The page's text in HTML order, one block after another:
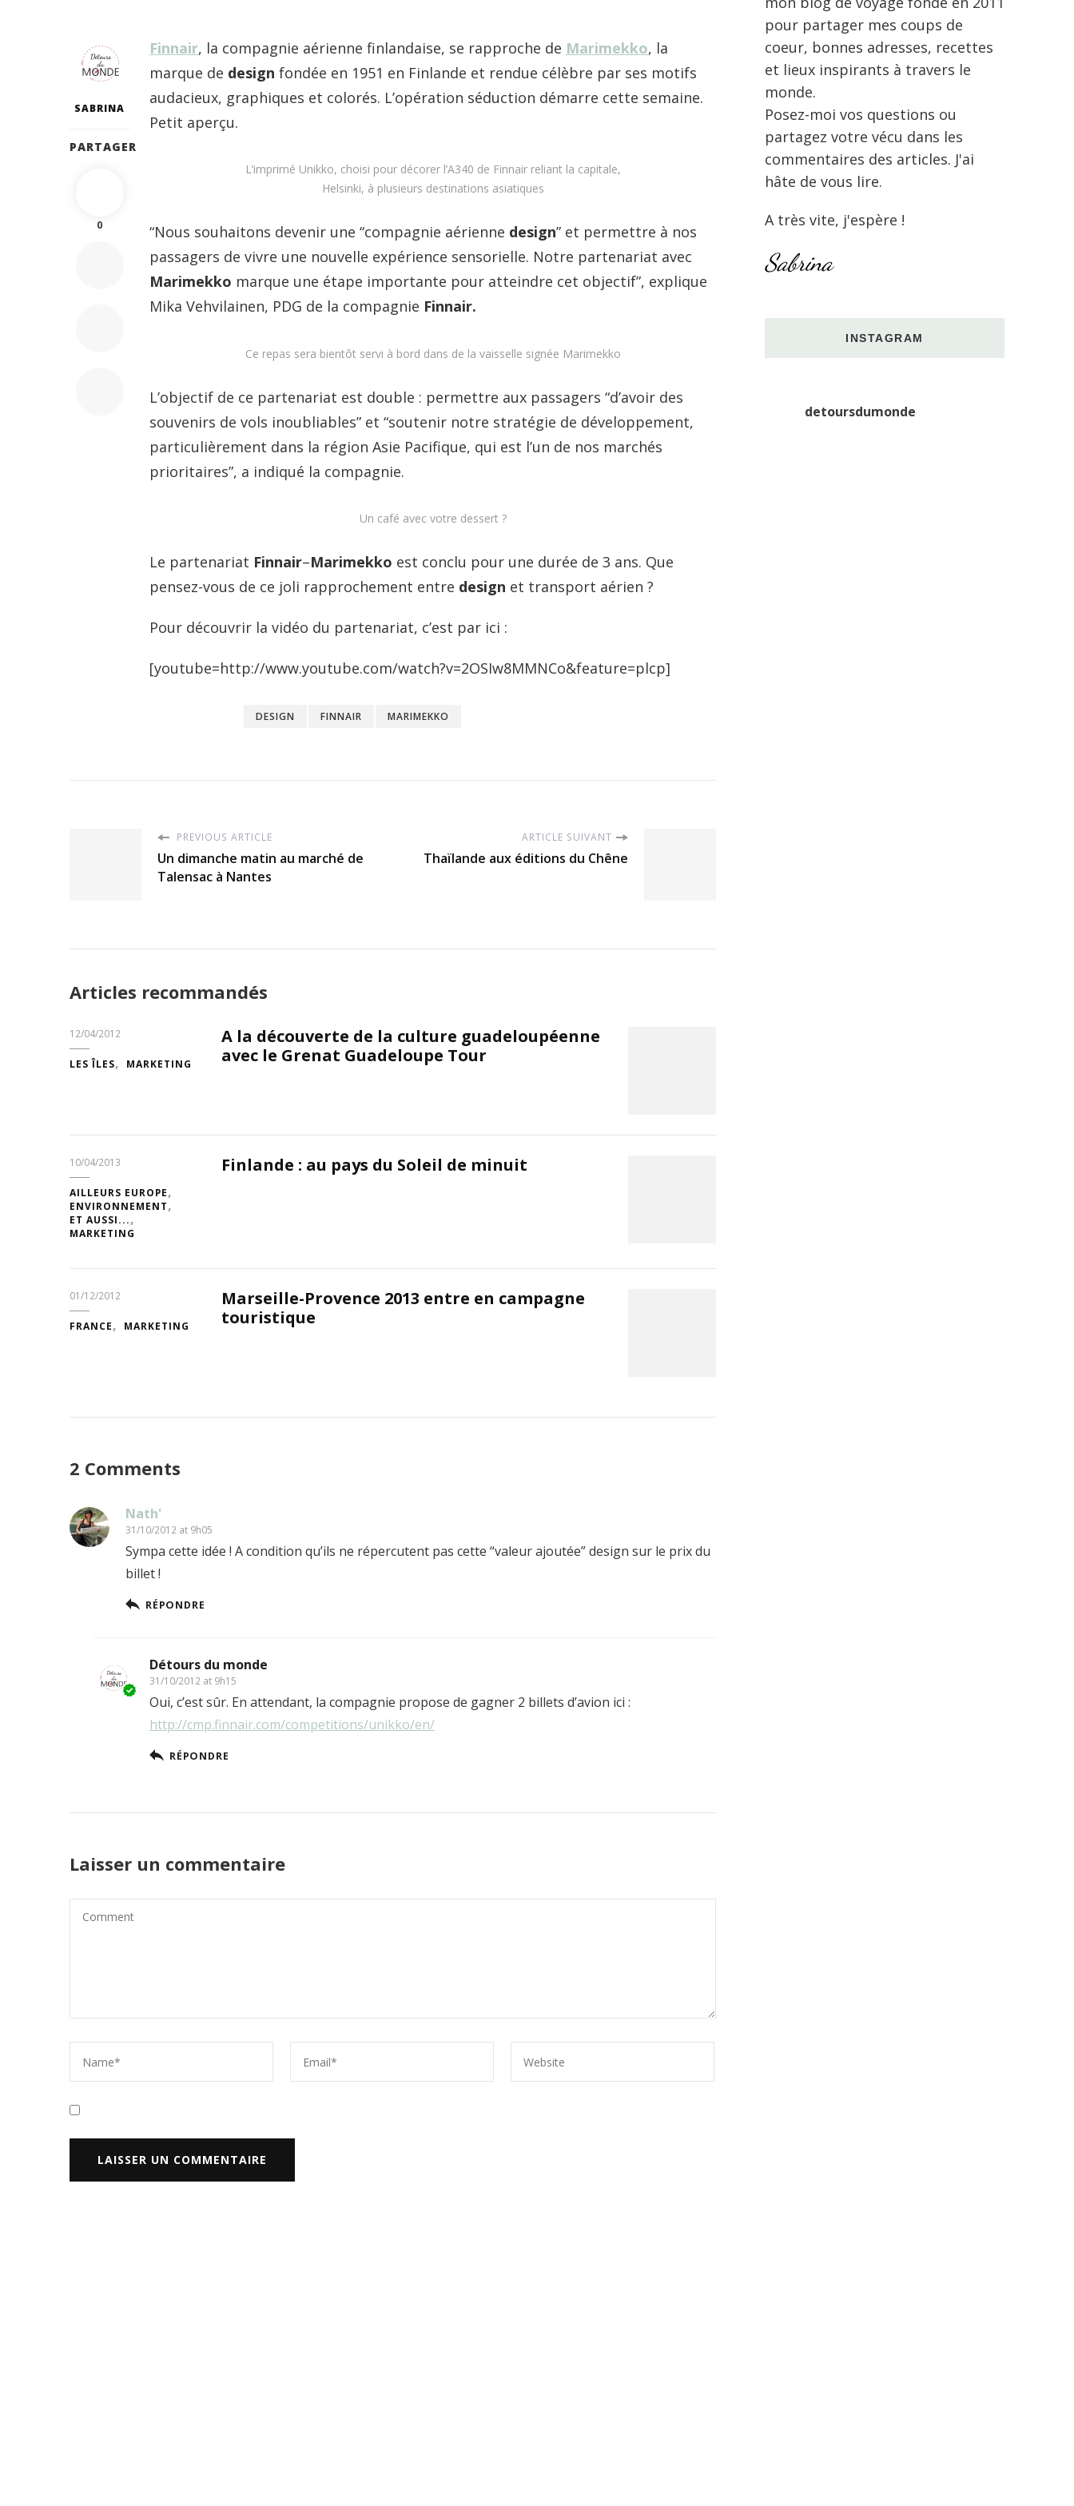
SABRINA
PARTAGER
0
Finnair, la compagnie aérienne finlandaise, se rapproche de Marimekko, la
marque de design fondée en 1951 en Finlande et rendue célèbre par ses motifs
audacieux, graphiques et colorés. L’opération séduction démarre cette semaine.
Petit aperçu.
L’imprimé Unikko, choisi pour décorer l’A340 de Finnair reliant la capitale,
Helsinki, à plusieurs destinations asiatiques
“Nous souhaitons devenir une “compagnie aérienne design” et permettre à nos
passagers de vivre une nouvelle expérience sensorielle. Notre partenariat avec
Marimekko marque une étape importante pour atteindre cet objectif”, explique
Mika Vehvilainen, PDG de la compagnie Finnair.
Ce repas sera bientôt servi à bord dans de la vaisselle signée Marimekko
L’objectif de ce partenariat est double : permettre aux passagers “d’avoir des
souvenirs de vols inoubliables” et “soutenir notre stratégie de développement,
particulièrement dans la région Asie Pacifique, qui est l’un de nos marchés
prioritaires”, a indiqué la compagnie.
Un café avec votre dessert ?
Le partenariat Finnair–Marimekko est conclu pour une durée de 3 ans. Que
pensez-vous de ce joli rapprochement entre design et transport aérien ?
Pour découvrir la vidéo du partenariat, c’est par ici :
[youtube=http://www.youtube.com/watch?v=2OSIw8MMNCo&feature=plcp]
DESIGN FINNAIR MARIMEKKO
PREVIOUS ARTICLE
Un dimanche matin au marché de
Talensac à Nantes
ARTICLE SUIVANT
Thaïlande aux éditions du Chêne
Articles recommandés
12/04/2012
LES ÎLES MARKETING
A la découverte de la culture guadeloupéenne
avec le Grenat Guadeloupe Tour
10/04/2013
AILLEURS EUROPE
ENVIRONNEMENT
ET AUSSI...
MARKETING
Finlande : au pays du Soleil de minuit
01/12/2012
FRANCE MARKETING
Marseille-Provence 2013 entre en campagne
touristique
2 Comments
Nath'
31/10/2012 at 9h05
Sympa cette idée ! A condition qu’ils ne répercutent pas cette “valeur ajoutée” design sur le prix du
billet !
RÉPONDRE
Détours du monde
31/10/2012 at 9h15
Oui, c’est sûr. En attendant, la compagnie propose de gagner 2 billets d’avion ici :
http://cmp.finnair.com/competitions/unikko/en/
RÉPONDRE
Laisser un commentaire
pour partager mes coups de
coeur, bonnes adresses, recettes
et lieux inspirants à travers le
monde.
Posez-moi vos questions ou
partagez votre vécu dans les
commentaires des articles. J'ai
hâte de vous lire.
A très vite, j'espère !
Sabrina
INSTAGRAM
detoursdumonde